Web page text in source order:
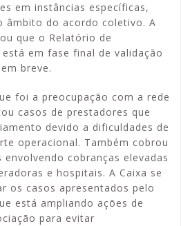
em instâncias específicas,
âmbito do acordo coletivo. A
que o Relatório de
em fase final de validação
breve.
foi a preocupação com a rede
casos de prestadores que
devido a dificuldades de
operacional. Também cobrou
cobranças elevadas
e hospitais. A Caixa se
os casos apresentados pelo
está ampliando ações de
para evitar